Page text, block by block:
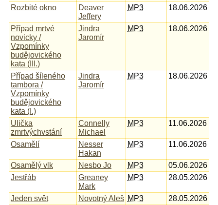
Rozbité okno
Deaver
Jeffery
MP3 18.06.2026
Případ mrtvé
novicky /
Vzpomínky
budějovického
kata (III.)
Jindra
Jaromír
MP3 18.06.2026
Případ šíleného
tambora /
Vzpomínky
budějovického
kata (I.)
Jindra
Jaromír
MP3 18.06.2026
Ulička
zmrtvýchvstání
Connelly
Michael
MP3 11.06.2026
Osamělí
Nesser
Hakan
MP3 11.06.2026
Osamělý vlk Nesbo Jo MP3
05.06.2026
Jestřáb
Greaney
Mark
MP3 28.05.2026
Jeden svět Novotný Aleš MP3
28.05.2026